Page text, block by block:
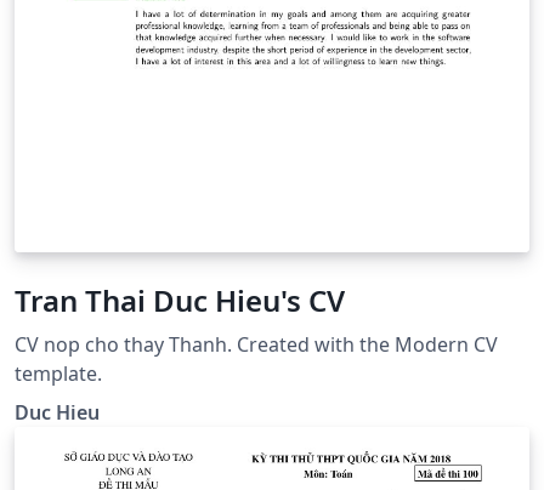
Tran Thai Duc Hieu's CV
CV nop cho thay Thanh. Created with the Modern CV
template.
Duc Hieu